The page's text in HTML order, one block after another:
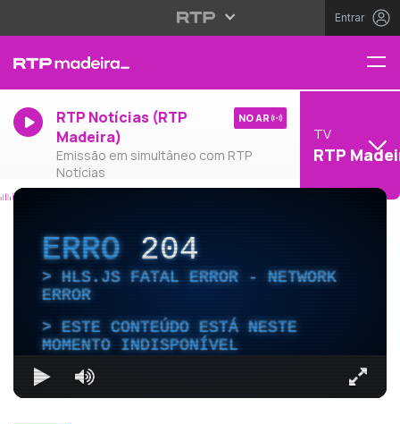
Entrar
RTP Notícias (RTP
Madeira)
Emissão em simultâneo com RTP
Notícias
NO AR
TV
RTP
ERRO204
HLS.JS FATAL ERROR - NETWORK
ERROR
ESTE CONTEÚDO ESTÁ NESTE
MOMENTO INDISPONÍVEL